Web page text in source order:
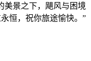
美景之下，飓风与困境
恒，祝你旅途愉快。”